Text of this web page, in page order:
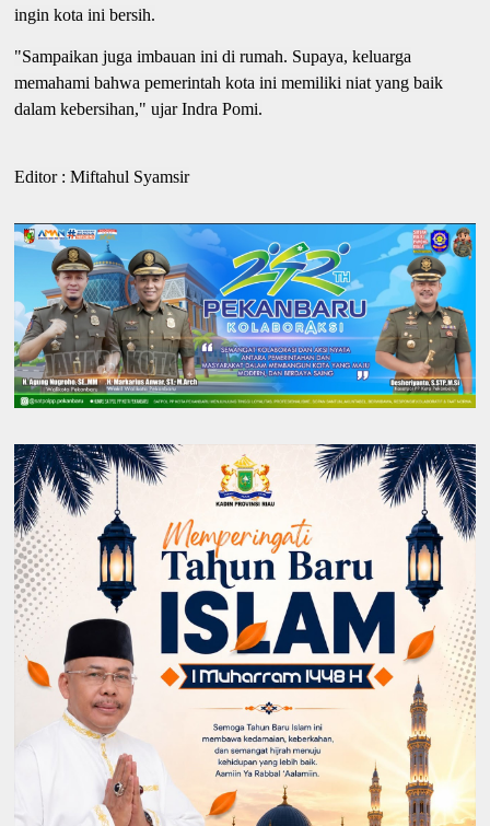
ingin kota ini bersih.
"Sampaikan juga imbauan ini di rumah. Supaya, keluarga
memahami bahwa pemerintah kota ini memiliki niat yang baik
dalam kebersihan," ujar Indra Pomi.
Editor : Miftahul Syamsir